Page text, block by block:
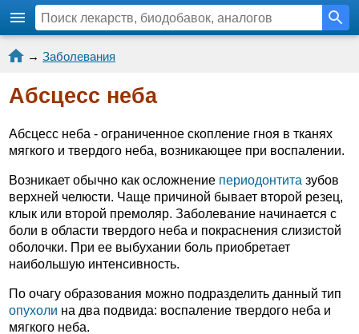
→ Заболевания
Абсцесс неба
Абсцесс неба - ограниченное скопление гноя в тканях
мягкого и твердого неба, возникающее при воспалении.
Возникает обычно как осложнение периодонтита зубов
верхней челюсти. Чаще причиной бывает второй резец,
клык или второй премоляр. Заболевание начинается с
боли в области твердого неба и покраснения слизистой
оболочки. При ее выбухании боль приобретает
наибольшую интенсивность.
По очагу образования можно подразделить данный тип
опухоли на два подвида: воспаление твердого неба и
мягкого неба.